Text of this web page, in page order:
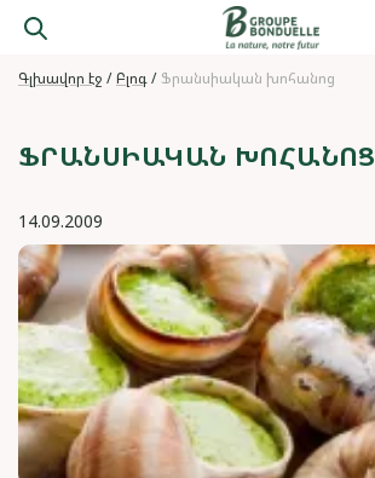
Գլխավոր էջ Բլոգ Ֆրանսիական խոհանոց
ՖՐԱՆՍԻԱԿԱՆ ԽՈՀԱՆՈՑ
14.09.2009